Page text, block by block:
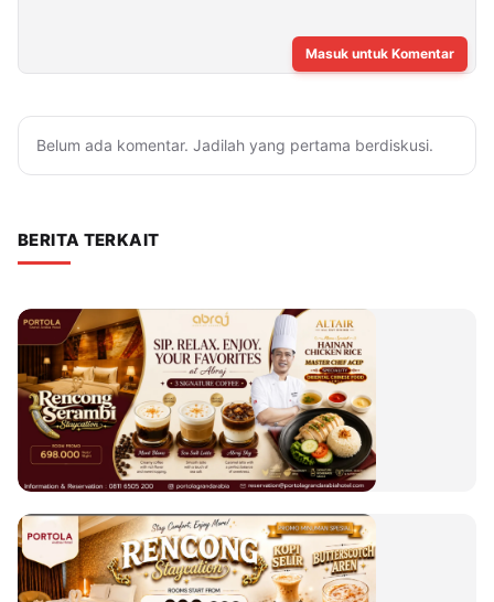
Masuk untuk Komentar
Belum ada komentar. Jadilah yang pertama berdiskusi.
BERITA TERKAIT